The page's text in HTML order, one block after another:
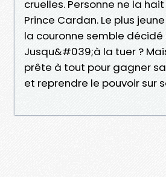
cruelles. Personne ne la
Prince Cardan. Le plus
la couronne semble décidé
Jusqu&#039;à la tuer ?
prête à tout pour gagner
et reprendre le pouvoir sur